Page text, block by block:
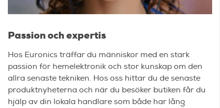
Passion och expertis
Hos Euronics träffar du människor med en stark
passion för hemelektronik och stor kunskap om den
allra senaste tekniken. Hos oss hittar du de senaste
produktnyheterna och när du besöker butiken får du
hjälp av din lokala handlare som både har lång